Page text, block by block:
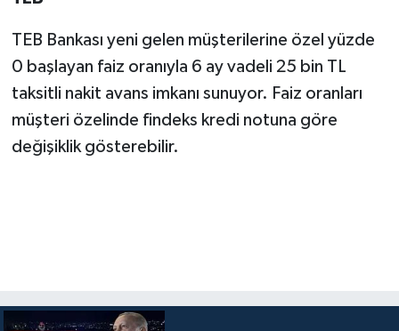
TEB Bankası yeni gelen müşterilerine özel yüzde
0 başlayan faiz oranıyla 6 ay vadeli 25 bin TL
taksitli nakit avans imkanı sunuyor. Faiz oranları
müşteri özelinde findeks kredi notuna göre
değişiklik gösterebilir.